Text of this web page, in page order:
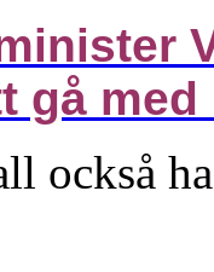
gå
också